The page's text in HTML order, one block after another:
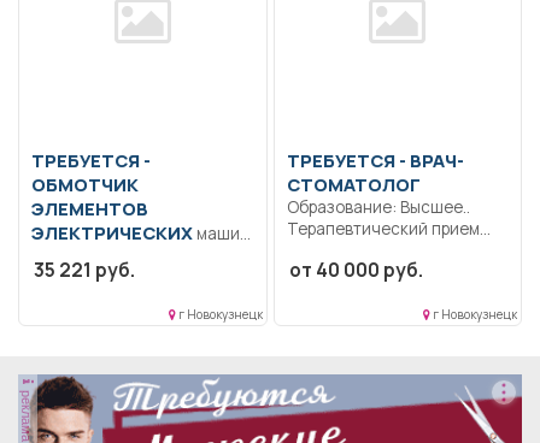
ТРЕБУЕТСЯ -
ОБМОТЧИК
ЭЛЕМЕНТОВ
ЭЛЕКТРИЧЕСКИХ машин
профессиональное
элементов электрических
35 221 руб.
г Новокузнецк
ТРЕБУЕТСЯ - ВРАЧ-
СТОМАТОЛОГ
Образование: Высшее..
Терапевтический прием
стоматологическими
от 40 000 руб.
г Новокузнецк
реклама